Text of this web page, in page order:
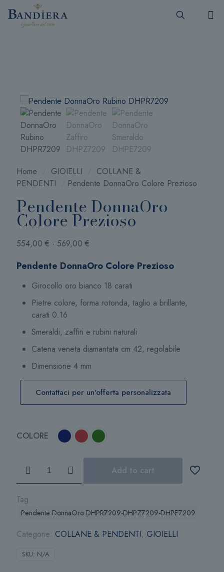
Home GIOIELLI
COLLANE &
PENDENTI
Pendente DonnaOro Colore Prezioso
Pendente DonnaOro
Colore Prezioso
554,00 € - 569,00 €
prezzo:
554,00 €
a
Pendente DonnaOro Colore Prezioso
Girocollo oro bianco 18 carati
Pietre colore, forma rotonda, taglio a brillante,
carati 0.16
Smeraldi, zaffiri e rubini naturali
Catena veneta diamantata cm 42, regolabile
Dimensione 4 mm
Contattaci per un'offerta personalizzata
COLORE
DonnaOro
Colore
Prezioso
quantità
Add to cart
Tag:
Pendente DonnaOro DHPR7209-DHPZ7209-DHPE7209
Categorie: COLLANE & PENDENTI, GIOIELLI
SKU: N/A